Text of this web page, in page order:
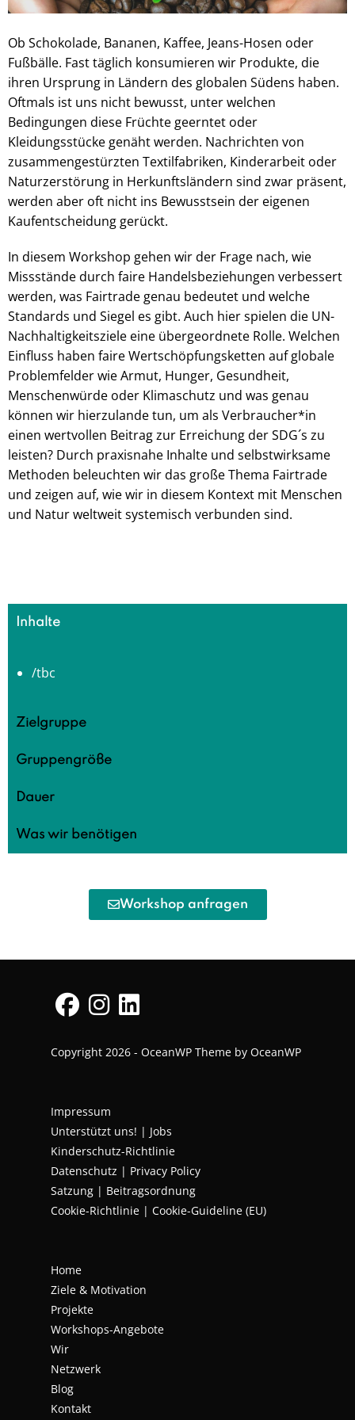
Ob Schokolade, Bananen, Kaffee, Jeans-Hosen oder
Fußbälle. Fast täglich konsumieren wir Produkte, die
ihren Ursprung in Ländern des globalen Südens haben.
Oftmals ist uns nicht bewusst, unter welchen
Bedingungen diese Früchte geerntet oder
Kleidungsstücke genäht werden. Nachrichten von
zusammengestürzten Textilfabriken, Kinderarbeit oder
Naturzerstörung in Herkunftsländern sind zwar präsent,
werden aber oft nicht ins Bewusstsein der eigenen
Kaufentscheidung gerückt.
In diesem Workshop gehen wir der Frage nach, wie
Missstände durch faire Handelsbeziehungen verbessert
werden, was Fairtrade genau bedeutet und welche
Standards und Siegel es gibt. Auch hier spielen die UN-
Nachhaltigkeitsziele eine übergeordnete Rolle. Welchen
Einfluss haben faire Wertschöpfungsketten auf globale
Problemfelder wie Armut, Hunger, Gesundheit,
Menschenwürde oder Klimaschutz und was genau
können wir hierzulande tun, um als Verbraucher*in
einen wertvollen Beitrag zur Erreichung der SDG´s zu
leisten? Durch praxisnahe Inhalte und selbstwirksame
Methoden beleuchten wir das große Thema Fairtrade
und zeigen auf, wie wir in diesem Kontext mit Menschen
und Natur weltweit systemisch verbunden sind.
Inhalte
/tbc
Zielgruppe
Gruppengröße
Dauer
Was wir benötigen
Workshop anfragen
Copyright 2026 - OceanWP Theme by OceanWP
Impressum
Unterstützt uns! | Jobs
Kinderschutz-Richtlinie
Datenschutz | Privacy Policy
Satzung | Beitragsordnung
Cookie-Richtlinie | Cookie-Guideline (EU)
Home
Ziele & Motivation
Projekte
Workshops-Angebote
Wir
Netzwerk
Blog
Kontakt